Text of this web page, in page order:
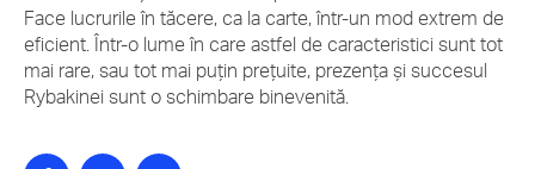
Face lucrurile în tăcere, ca la carte, într-un mod extrem de
eficient. Într-o lume în care astfel de caracteristici sunt tot
mai rare, sau tot mai puțin prețuite, prezența și succesul
Rybakinei sunt o schimbare binevenită.